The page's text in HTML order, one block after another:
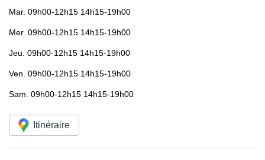
Mar. 09h00-12h15 14h15-19h00
Mer. 09h00-12h15 14h15-19h00
Jeu. 09h00-12h15 14h15-19h00
Ven. 09h00-12h15 14h15-19h00
Sam. 09h00-12h15 14h15-19h00
Itinéraire